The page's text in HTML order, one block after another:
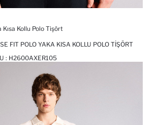
Kısa Kollu Polo Tişört
FIT POLO YAKA KISA KOLLU POLO TIŞÖRT
: H2600AXER105